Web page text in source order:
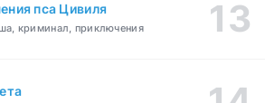
пса Цивиля
криминал, приключения